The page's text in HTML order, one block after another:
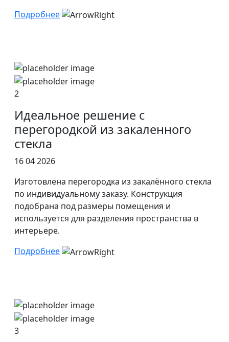
Подробнее
2
Идеальное решение с
перегородкой из закаленного
стекла
16 04 2026
Изготовлена перегородка из закалённого стекла
по индивидуальному заказу. Конструкция
подобрана под размеры помещения и
используется для разделения пространства в
интерьере.
Подробнее
3